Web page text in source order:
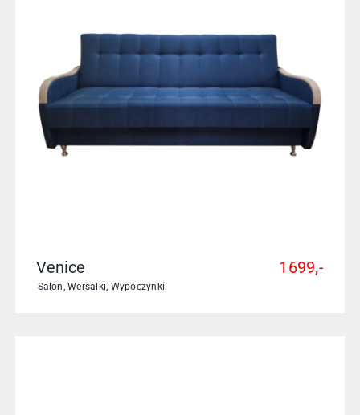
Venice
Salon,Wersalki, Wypoczynki
1699,-